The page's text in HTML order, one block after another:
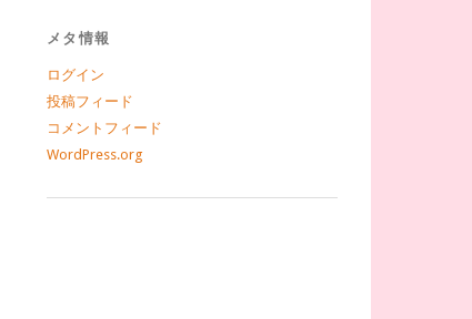
メタ情報
ログイン
投稿フィード
コメントフィード
WordPress.org